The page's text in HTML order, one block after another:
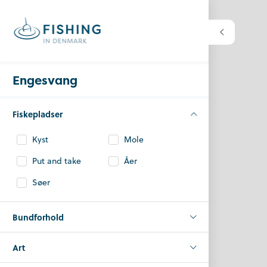
Engesvang
Fiskepladser
Kyst
Mole
Put and take
Åer
Søer
Bundforhold
Art